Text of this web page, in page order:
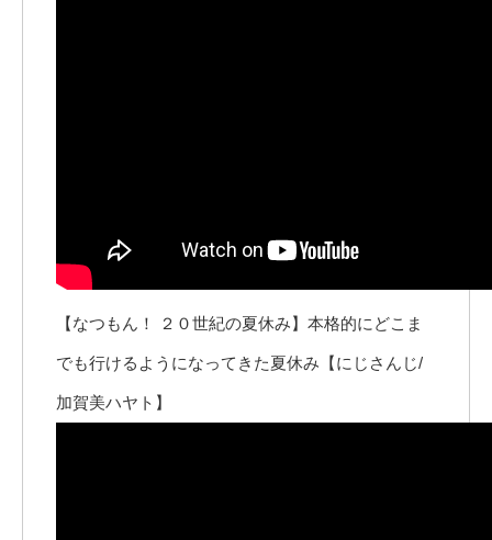
【なつもん！ ２０世紀の夏休み】本格的にどこま
でも行けるようになってきた夏休み【にじさんじ/
加賀美ハヤト】